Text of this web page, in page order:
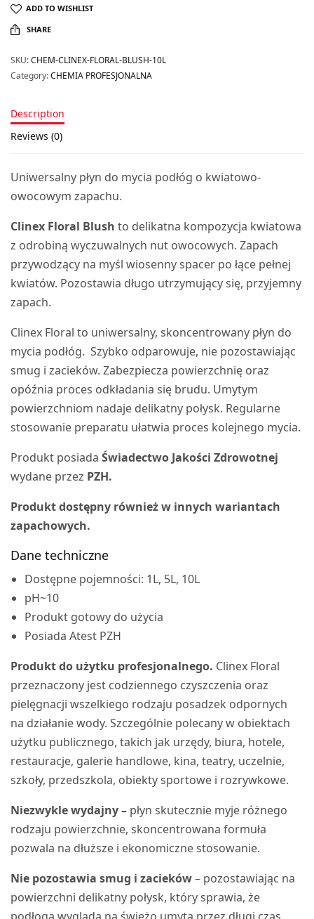
ADD TO WISHLIST
SHARE
SKU:CHEM-CLINEX-FLORAL-BLUSH-10L
Category:CHEMIA PROFESJONALNA
Description
Reviews (0)
Uniwersalny płyn do mycia podłóg o kwiatowo-
owocowym zapachu.
Clinex Floral Blushto delikatna kompozycja kwiatowa
z odrobiną wyczuwalnych nut owocowych. Zapach
przywodzący na myśl wiosenny spacer po łące pełnej
kwiatów. Pozostawia długo utrzymujący się, przyjemny
zapach.
Clinex Floral to uniwersalny, skoncentrowany płyn do
mycia podłóg. Szybko odparowuje, nie pozostawiając
smug i zacieków. Zabezpiecza powierzchnię oraz
opóźnia proces odkładania się brudu. Umytym
powierzchniom nadaje delikatny połysk. Regularne
stosowanie preparatu ułatwia proces kolejnego mycia.
Produkt posiadaŚwiadectwo Jakości Zdrowotnej
wydane przez PZH.
Produkt dostępny również w innych wariantach
zapachowych.
Dane techniczne
Dostępne pojemności: 1L, 5L, 10L
pH~10
Produkt gotowy do użycia
Posiada Atest PZH
Produkt do użytku profesjonalnego. Clinex Floral
przeznaczony jest codziennego czyszczenia oraz
pielęgnacji wszelkiego rodzaju posadzek odpornych
na działanie wody. Szczególnie polecany w obiektach
użytku publicznego, takich jak urzędy, biura, hotele,
restauracje, galerie handlowe, kina, teatry, uczelnie,
szkoły, przedszkola, obiekty sportowe i rozrywkowe.
Niezwykle wydajny – płyn skutecznie myje różnego
rodzaju powierzchnie, skoncentrowana formuła
pozwala na dłuższe i ekonomiczne stosowanie.
Nie pozostawia smug i zacieków– pozostawiając na
powierzchni delikatny połysk, który sprawia, że